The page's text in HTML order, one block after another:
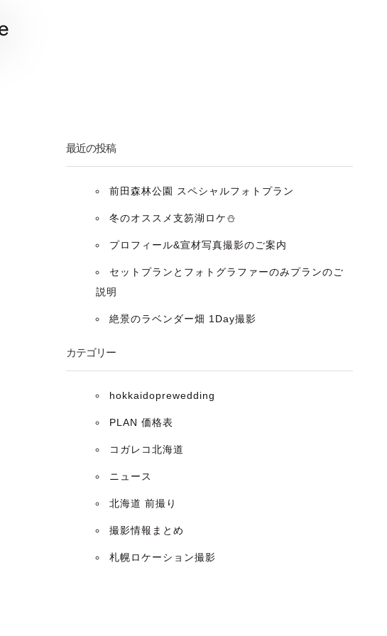
最近の投稿
前田森林公園 スペシャルフォトプラン
冬のオススメ支笏湖ロケ⛄️
プロフィール&宣材写真撮影のご案内
セットプランとフォトグラファーのみプランのご
説明
絶景のラベンダー畑 1Day撮影
カテゴリー
hokkaidoprewedding
PLAN 価格表
コガレコ北海道
ニュース
北海道 前撮り
撮影情報まとめ
札幌ロケーション撮影